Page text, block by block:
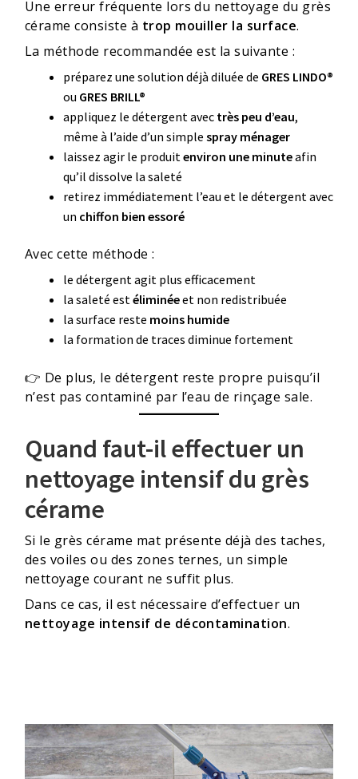
Une erreur fréquente lors du nettoyage du grès
cérame consiste à trop mouiller la surface.
La méthode recommandée est la suivante :
préparez une solution déjà diluée de GRES LINDO®
ou GRES BRILL®
appliquez le détergent avec très peu d’eau,
même à l’aide d’un simple spray ménager
laissez agir le produit environ une minuteafin
qu’il dissolve la saleté
retirez immédiatement l’eau et le détergent avec
un chiffon bien essoré
Avec cette méthode :
le détergent agit plus efficacement
la saleté estéliminéeet non redistribuée
la surface reste moins humide
la formation de traces diminue fortement
👉 De plus, le détergent reste propre puisqu’il
n’est pas contaminé par l’eau de rinçage sale.
Quand faut-il effectuer un
nettoyage intensif du grès
cérame
Si le grès cérame mat présente déjà des taches,
des voiles ou des zones ternes, un simple
nettoyage courant ne suffit plus.
Dans ce cas, il est nécessaire d’effectuer un
nettoyage intensif de décontamination.